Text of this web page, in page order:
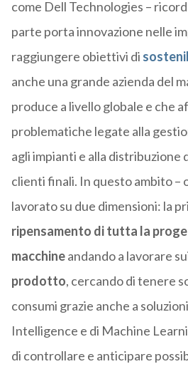
come Dell Technologies –
parte porta innovazione nelle
raggiungere obiettivi di
anche una grande azienda del
produce a livello globale e che
problematiche legate alla
agli impianti e alla distribuzione
clienti finali. In questo ambito –
lavorato su due dimensioni: la
ripensamento di tutta la
macchineandando a lavorare
prodotto, cercando di tenere
consumi grazie anche a
Intelligence e di Machine
di controllare e anticipare